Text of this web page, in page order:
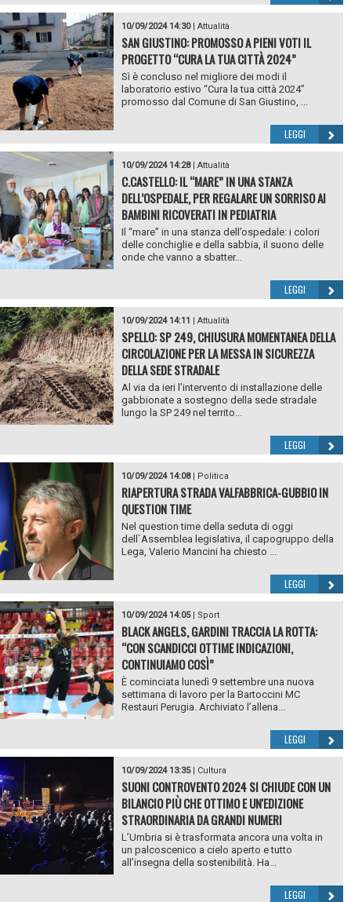
10/09/2024 14:30| Attualità
SAN GIUSTINO: PROMOSSO A PIENI VOTI IL
PROGETTO “CURA LA TUA CITTÀ 2024”
Sì è concluso nel migliore dei modi il
laboratorio estivo “Cura la tua città 2024”
promosso dal Comune di San Giustino, ...
LEGGI
10/09/2024 14:28| Attualità
C.CASTELLO: IL “MARE” IN UNA STANZA
DELL’OSPEDALE, PER REGALARE UN SORRISO AI
BAMBINI RICOVERATI IN PEDIATRIA
Il “mare” in una stanza dell’ospedale: i colori
delle conchiglie e della sabbia, il suono delle
onde che vanno a sbatter...
LEGGI
10/09/2024 14:11 | Attualità
SPELLO: SP 249, CHIUSURA MOMENTANEA DELLA
CIRCOLAZIONE PER LA MESSA IN SICUREZZA
DELLA SEDE STRADALE
Al via da ieri l’intervento di installazione delle
gabbionate a sostegno della sede stradale
lungo la SP 249 nel territo...
LEGGI
10/09/2024 14:08| Politica
RIAPERTURA STRADA VALFABBRICA-GUBBIO IN
QUESTION TIME
Nel question time della seduta di oggi
dell`Assemblea legislativa, il capogruppo della
Lega, Valerio Mancini ha chiesto ...
LEGGI
10/09/2024 14:05| Sport
BLACK ANGELS, GARDINI TRACCIA LA ROTTA:
“CON SCANDICCI OTTIME INDICAZIONI,
CONTINUIAMO COSÌ”
È cominciata lunedì 9 settembre una nuova
settimana di lavoro per la Bartoccini MC
Restauri Perugia. Archiviato l’allena...
LEGGI
10/09/2024 13:35| Cultura
SUONI CONTROVENTO 2024 SI CHIUDE CON UN
BILANCIO PIÙ CHE OTTIMO E UN'EDIZIONE
STRAORDINARIA DA GRANDI NUMERI
L’Umbria si è trasformata ancora una volta in
un palcoscenico a cielo aperto e tutto
all’insegna della sostenibilità. Ha...
LEGGI